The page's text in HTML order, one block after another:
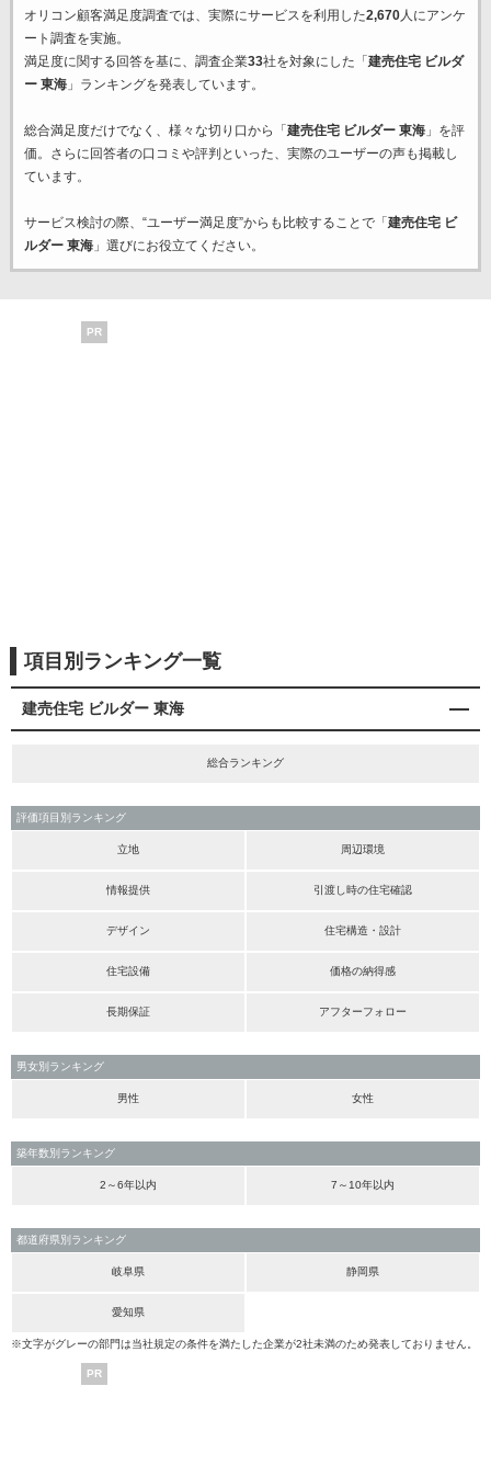
オリコン顧客満足度調査では、実際にサービスを利用した2,670人にアンケ
ート調査を実施。
満足度に関する回答を基に、調査企業33社を対象にした「 建売住宅 ビルダ
ー 東海」ランキングを発表しています。
総合満足度だけでなく、様々な切り口から「 建売住宅 ビルダー 東海」を評
価。さらに回答者の口コミや評判といった、実際のユーザーの声も掲載し
ています。
サービス検討の際、“ユーザー満足度”からも比較することで「 建売住宅 ビ
ルダー 東海」選びにお役立てください。
PR
項目別ランキング一覧
建売住宅 ビルダー 東海
総合ランキング
評価項目別ランキング
立地 周辺環境
情報提供 引渡し時の住宅確認
デザイン 住宅構造・設計
住宅設備 価格の納得感
長期保証 アフターフォロー
男女別ランキング
男性 女性
築年数別ランキング
2～6年以内 7～10年以内
都道府県別ランキング
岐阜県 静岡県
愛知県
※文字がグレーの部門は当社規定の条件を満たした企業が2社未満のため発表しておりません。
PR